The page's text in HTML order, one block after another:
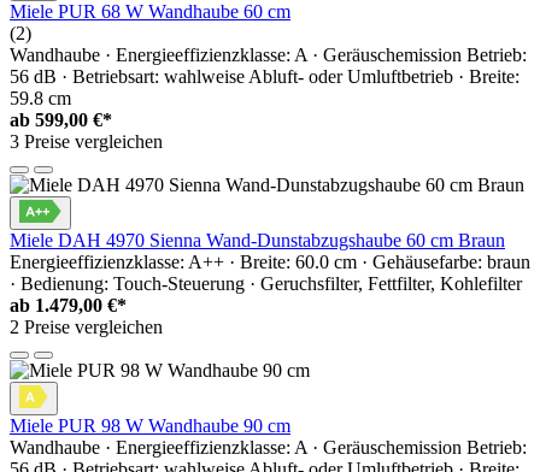
Miele PUR 68 W Wandhaube 60 cm
(2)
Wandhaube · Energieeffizienzklasse: A · Geräuschemission Betrieb:
56 dB · Betriebsart: wahlweise Abluft- oder Umluftbetrieb · Breite:
59.8 cm
ab 599,00 €*
3 Preise vergleichen
Miele DAH 4970 Sienna Wand-Dunstabzugshaube 60 cm Braun
Energieeffizienzklasse: A++ · Breite: 60.0 cm · Gehäusefarbe: braun
· Bedienung: Touch-Steuerung · Geruchsfilter, Fettfilter, Kohlefilter
ab 1.479,00 €*
2 Preise vergleichen
Miele PUR 98 W Wandhaube 90 cm
Wandhaube · Energieeffizienzklasse: A · Geräuschemission Betrieb: